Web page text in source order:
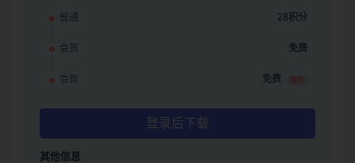
普通 28积分
会员 免费
会员 免费 推荐
登录后下载
其他信息